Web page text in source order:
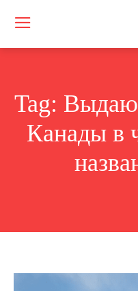
Tag:
Канады в